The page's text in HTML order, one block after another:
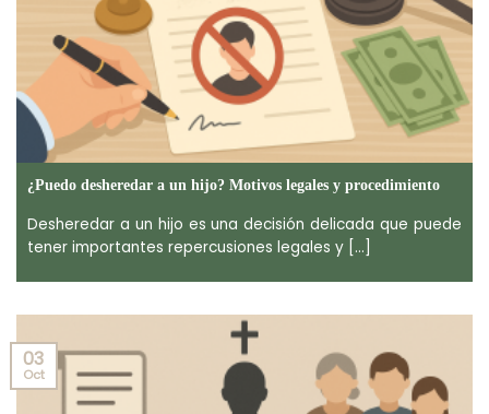
¿Puedo desheredar a un hijo? Motivos legales y procedimiento
Desheredar a un hijo es una decisión delicada que puede
tener importantes repercusiones legales y [...]
03
Oct